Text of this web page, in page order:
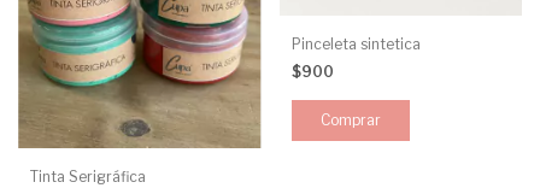
Tinta Serigráfica
Pinceleta sintetica
$900
Comprar